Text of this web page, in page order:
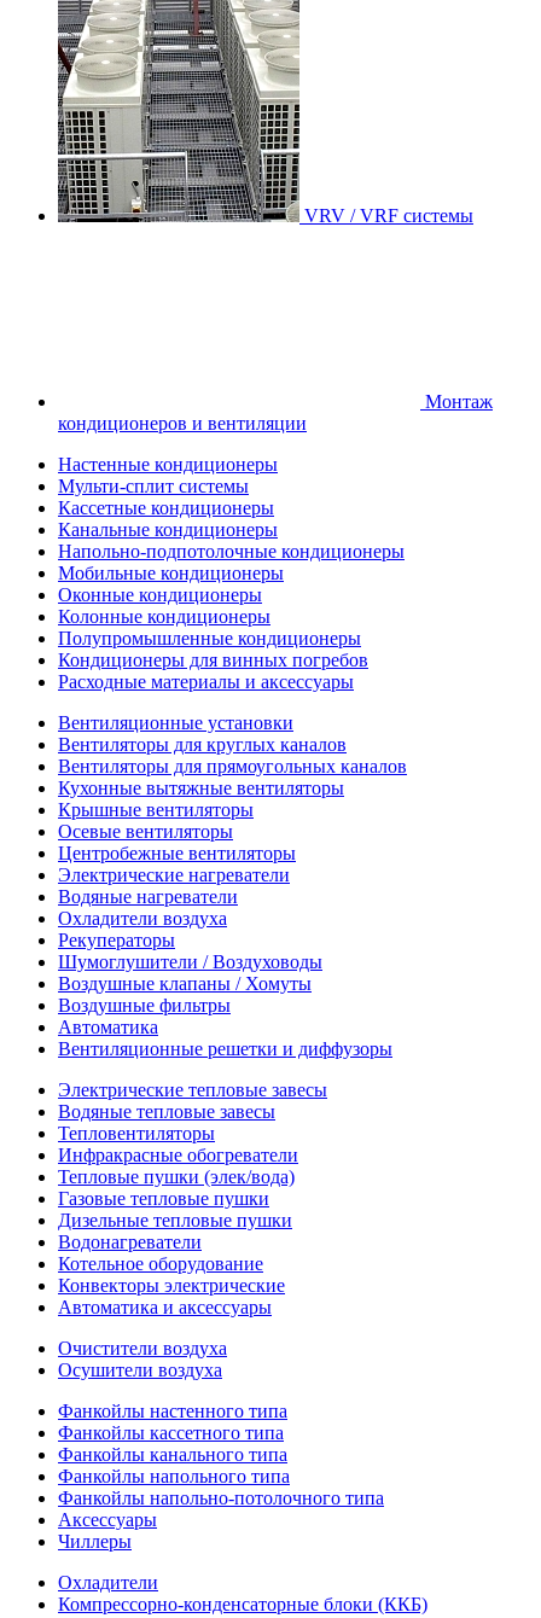
VRV / VRF системы
Монтаж
кондиционеров и вентиляции
Настенные кондиционеры
Мульти-сплит системы
Кассетные кондиционеры
Канальные кондиционеры
Напольно-подпотолочные кондиционеры
Мобильные кондиционеры
Оконные кондиционеры
Колонные кондиционеры
Полупромышленные кондиционеры
Кондиционеры для винных погребов
Расходные материалы и аксессуары
Вентиляционные установки
Вентиляторы для круглых каналов
Вентиляторы для прямоугольных каналов
Кухонные вытяжные вентиляторы
Крышные вентиляторы
Осевые вентиляторы
Центробежные вентиляторы
Электрические нагреватели
Водяные нагреватели
Охладители воздуха
Рекуператоры
Шумоглушители / Воздуховоды
Воздушные клапаны / Хомуты
Воздушные фильтры
Автоматика
Вентиляционные решетки и диффузоры
Электрические тепловые завесы
Водяные тепловые завесы
Тепловентиляторы
Инфракрасные обогреватели
Тепловые пушки (элек/вода)
Газовые тепловые пушки
Дизельные тепловые пушки
Водонагреватели
Котельное оборудование
Конвекторы электрические
Автоматика и аксессуары
Очистители воздуха
Осушители воздуха
Фанкойлы настенного типа
Фанкойлы кассетного типа
Фанкойлы канального типа
Фанкойлы напольного типа
Фанкойлы напольно-потолочного типа
Аксессуары
Чиллеры
Охладители
Компрессорно-конденсаторные блоки (ККБ)